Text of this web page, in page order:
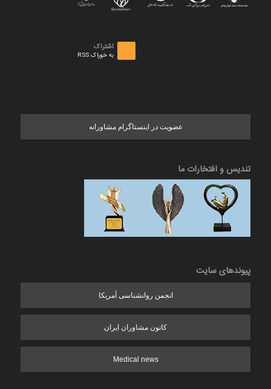
اشتراک
به خوراک RSS
عضویت در اینستاگرام مشاورانه
تندیس و افتخارات ما
پیوندهای سایت
انجمن روانشناسی آمریکا
کانون مشاوران ایران
Medical news